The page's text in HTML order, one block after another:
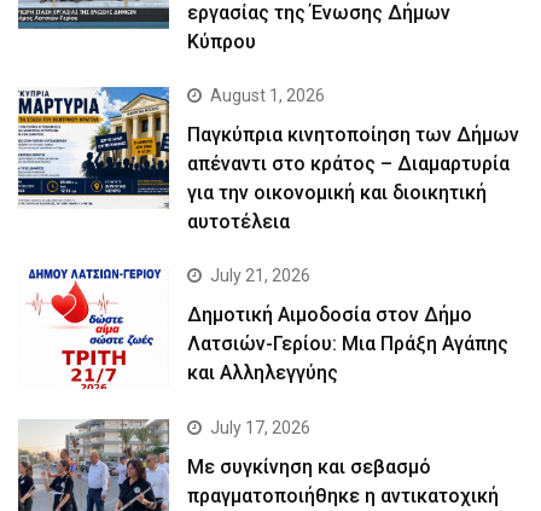
εργασίας της Ένωσης Δήμων
Κύπρου
August 1, 2026
Παγκύπρια κινητοποίηση των Δήμων
απέναντι στο κράτος – Διαμαρτυρία
για την οικονομική και διοικητική
αυτοτέλεια
July 21, 2026
Δημοτική Αιμοδοσία στον Δήμο
Λατσιών-Γερίου: Μια Πράξη Αγάπης
και Αλληλεγγύης
July 17, 2026
Με συγκίνηση και σεβασμό
πραγματοποιήθηκε η αντικατοχική